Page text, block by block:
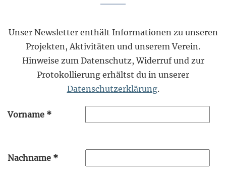
Unser Newsletter enthält Informationen zu unseren
Projekten, Aktivitäten und unserem Verein.
Hinweise zum Datenschutz, Widerruf und zur
Protokollierung erhältst du in unserer
Datenschutzerklärung.
Vorname *
Nachname *